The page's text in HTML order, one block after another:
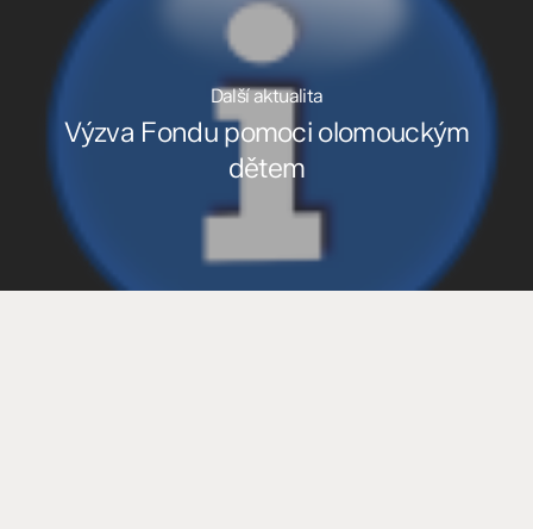
Další aktualita
Výzva Fondu pomoci olomouckým
dětem